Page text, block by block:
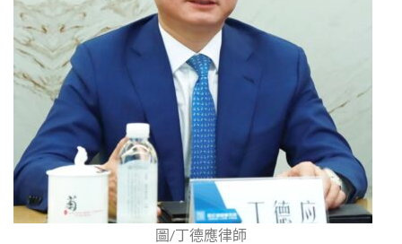
圖/丁德應律師